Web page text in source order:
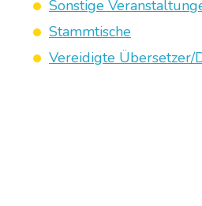
Sonstige
Stammtische
Vereidigte Übersetzer/